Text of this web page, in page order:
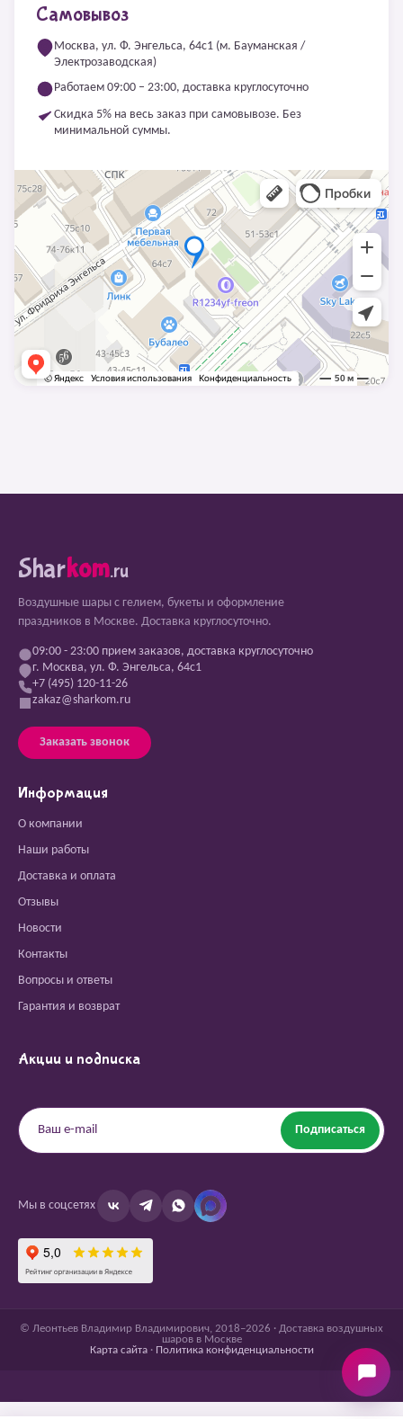
Самовывоз
Москва, ул. Ф. Энгельса, 64с1 (м. Бауманская /
Электрозаводская)
Работаем 09:00 – 23:00, доставка круглосуточно
Скидка 5% на весь заказ при самовывозе. Без
минимальной суммы.
Sharkom.ru
Воздушные шары с гелием, букеты и оформление
праздников в Москве. Доставка круглосуточно.
09:00 - 23:00 прием заказов, доставка круглосуточно
г. Москва, ул. Ф. Энгельса, 64с1
+7 (495) 120-11-26
zakaz@sharkom.ru
Заказать звонок
Информация
О компании
Наши работы
Доставка и оплата
Отзывы
Новости
Контакты
Вопросы и ответы
Гарантия и возврат
Акции и подписка
Подписаться
Мы в соцсетях
© Леонтьев Владимир Владимирович, 2018–2026 · Доставка воздушных
шаров в Москве
Карта сайта· Политика конфиденциальности